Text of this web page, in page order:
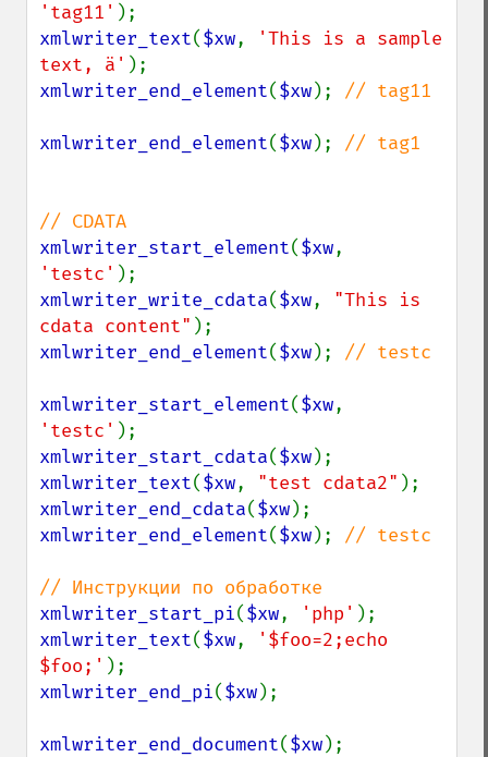
'tag11'
xmlwriter_text($xw,
'This is a sample
text, ä'
xmlwriter_end_element($xw); // tag11
xmlwriter_end_element($xw); // tag1
xmlwriter_start_element($xw
'testc'
xmlwriter_write_cdata($xw, "This is
cdata content"
xmlwriter_end_element($xw); // testc
xmlwriter_start_element($xw
'testc'
xmlwriter_start_cdata($xw
xmlwriter_text($xw, "test cdata2"
xmlwriter_end_cdata($xw
xmlwriter_end_element($xw); // testc
xmlwriter_start_pi($xw, 'php'
xmlwriter_text($xw,
'$foo=2;echo
$foo;'
xmlwriter_end_pi($xw);
xmlwriter_end_document($xw);